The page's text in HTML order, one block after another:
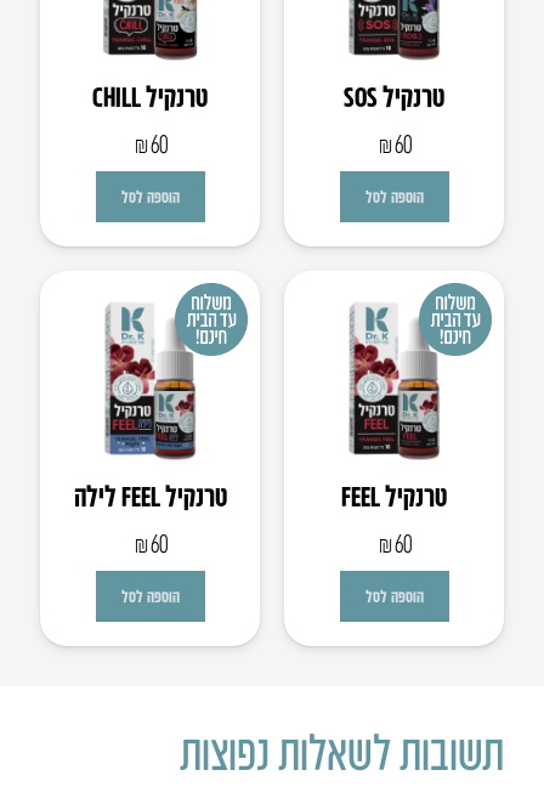
טרנקיל SOS
₪60
הוספה לסל
טרנקיל CHILL
₪60
הוספה לסל
טרנקיל FEEL
₪60
הוספה לסל
טרנקיל FEEL לילה
₪60
הוספה לסל
תשובות לשאלות נפוצות